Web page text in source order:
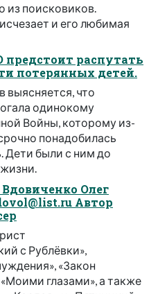
из поисковиков.
и его любимая
распутать
потерянных детей.
выясняется, что
одинокому
Войны, которому из-
понадобилась
Дети были с ним до
Олег
Автор
с Рублёвки»,
«Закон
глазами», а также